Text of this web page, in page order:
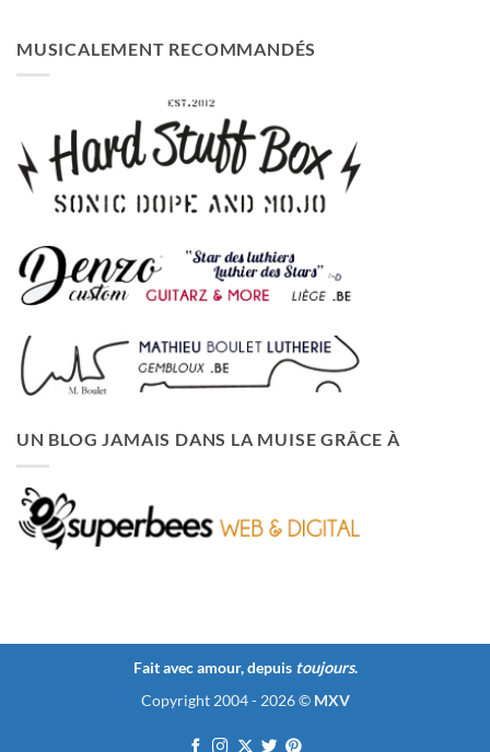
MUSICALEMENT RECOMMANDÉS
UN BLOG JAMAIS DANS LA MUISE GRÂCE À
Fait avec amour, depuis toujours.
Copyright 2004 - 2026 © MXV